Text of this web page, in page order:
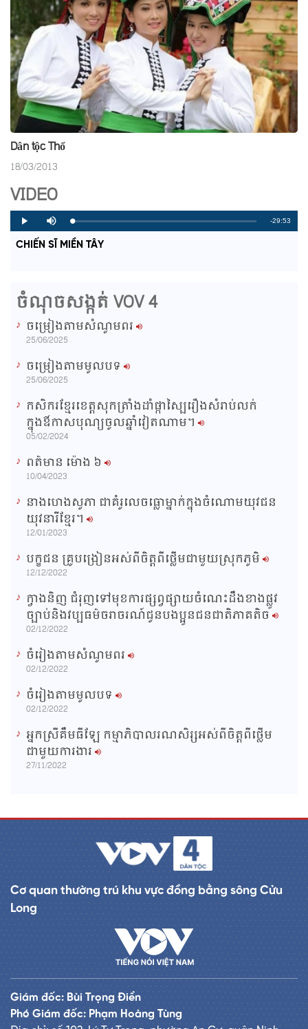
Dân tộc Thổ
18/03/2013
VIDEO
P
l
y
M
u
e
L
o
a
d
P
r
o
g
R
-29:53
CHIẾN SĨ MIỀN TÂY
ចំណុចសង្កត់ VOV 4
ចម្រៀងតាមសំណូមពរ
25/06/2025
ចម្រៀងតាមមូលបទ
25/06/2025
កសិករខ្មែរខេត្តសុកត្រាំងដាំផ្កាស្បៃរឿងសំរាប់លក់
ក្នុងឳកាសបុណ្យចូលឆ្នាំវៀតណាម។
05/02/2024
ពត៌មាន ម៉ោង​ ៦
10/04/2023
នាងហេងសូភា ជាគំរូលេចធ្លោម្នាក់ក្នុងចំណោមយុវជន
យុវនារីខ្មែរ។
12/01/2023
បក្ខជន គ្រូបង្រៀនអស់ពីចិត្តពីថ្លើមជាមួយស្រុកភូមិ
12/12/2022
ក្វាងនិញ ជំរុញទៅមុខការផ្សព្វផ្សាយចំណេះដឹងខាងផ្លូវ
ច្បាប់និងវប្បធម៌ចរាចរណ៍ជូនបងប្អូនជនជាតិភាគតិច
02/12/2022
ចំរៀងតាមសំណូមពរ
02/12/2022
ចំរៀងតាមមូលបទ
02/12/2022
អ្នកស្រីគឹមធីឡែ កម្មាភិបាលរណសិរ្សអស់ពីចិត្តពីថ្លើម
ជាមួយការងារ
27/11/2022
Cơ quan thường trú khu vực đồng bằng sông Cửu
Long
Giám đốc: Bùi Trọng Điển
Phó Giám đốc: Phạm Hoàng Tùng